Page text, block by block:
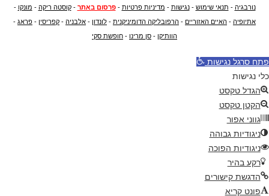
נורבגיה - תנאי שימוש -נגישות - מדיניות פרטיות -פרסום באתר -קוסטה ריקה - מונקו -
אתיופיה - האיים האזוריים - הרפובליקה הדומיניקנית - לונדון - אלבניה - קפריסין - פראג -
הוותיקן - סן מרינו - חופשת סקי
פתח סרגל נגישות
כלי נגישות
הגדל טקסט
הקטן טקסט
גווני אפור
ניגודיות גבוהה
ניגודיות הפוכה
רקע בהיר
הדגשת קישורים
פונט קריא